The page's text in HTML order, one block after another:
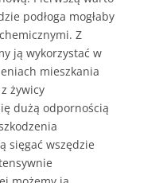
podłoga mogłaby
Z
ją wykorzystać w
mieszkania
żywicy
dużą odpornością
sięgać wszędzie